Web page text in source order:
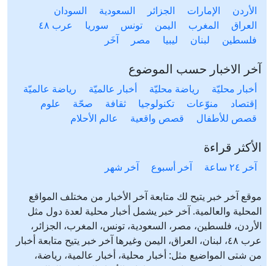
الأردن الإمارات الجزائر السعودية
السودان
العراق
المغرب اليمن تونس سوريا
عرب ٤٨
فلسطين
لبنان ليبيا مصر آخَر
آخر الاخبار حسب الموضوع
أخبار محليّة رياضة محليّة أخبار عالميّة
رياضة عالميّة
إقتصاد
منوّعات تكنولوجيا ثقافة صحّة
علوم
قصص للأطفال
قصص واقعية عالم الأحلام
الأكثر قراءة
آخر ٢٤ ساعة آخر أسبوع آخر شهر
موقع آخر خبر يتيح لك متابعة آخر الأخبار من مختلف المواقع
المحلية والعالمية. آخر خبر يشمل أخبار محلية لعدة دول مثل
الأردن، فلسطين، مصر، السعودية، تونس، المغرب، الجزائر،
عرب ٤٨، لبنان، العراق، اليمن وغيرها آخر خبر يتيح متابعة أخبار
من شتى المواضيع مثل: أخبار محلية، أخبار عالمية، رياضة،